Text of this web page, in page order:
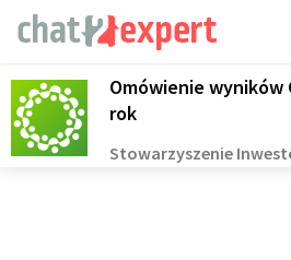
Omówienie wyników
rok
Stowarzyszenie